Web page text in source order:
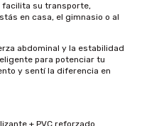
facilita su transporte,
en casa, el gimnasio o al
abdominal y la estabilidad
para potenciar tu
y sentí la diferencia en
+ PVC reforzado